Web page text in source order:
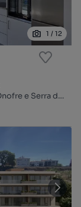
1 / 12
Caldas da Rainha, Caldas da Rainha - Santo Onofre e Serra do Bouro, Caldas da Rainha, Leiria